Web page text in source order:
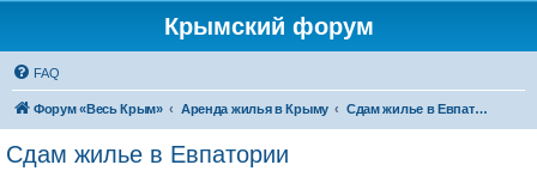
Крымский форум
FAQ
Форум «Весь Крым» Аренда жилья в Крыму Сдам жилье в Евпатории, Саках
Сдам жилье в Евпатории